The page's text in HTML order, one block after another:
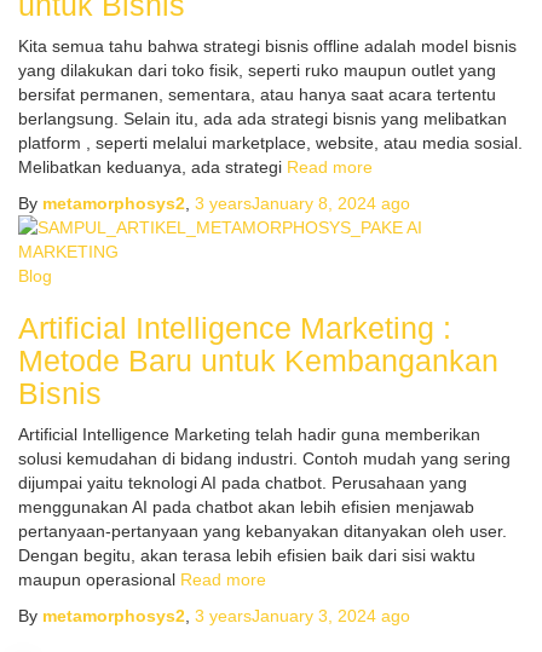
Kita semua tahu bahwa strategi bisnis offline adalah model bisnis
yang dilakukan dari toko fisik, seperti ruko maupun outlet yang
bersifat permanen, sementara, atau hanya saat acara tertentu
berlangsung. Selain itu, ada ada strategi bisnis yang melibatkan
platform , seperti melalui marketplace, website, atau media sosial.
Melibatkan keduanya, ada strategi Read more
By metamorphosys2 3 yearsJanuary 8, 2024 ago
Blog
Artificial Intelligence Marketing :
Metode Baru untuk Kembangankan
Bisnis
Artificial Intelligence Marketing telah hadir guna memberikan
solusi kemudahan di bidang industri. Contoh mudah yang sering
dijumpai yaitu teknologi AI pada chatbot. Perusahaan yang
menggunakan AI pada chatbot akan lebih efisien menjawab
pertanyaan-pertanyaan yang kebanyakan ditanyakan oleh user.
Dengan begitu, akan terasa lebih efisien baik dari sisi waktu
maupun operasional Read more
By metamorphosys2 3 yearsJanuary 3, 2024 ago